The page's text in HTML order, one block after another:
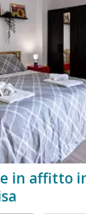
in affitto